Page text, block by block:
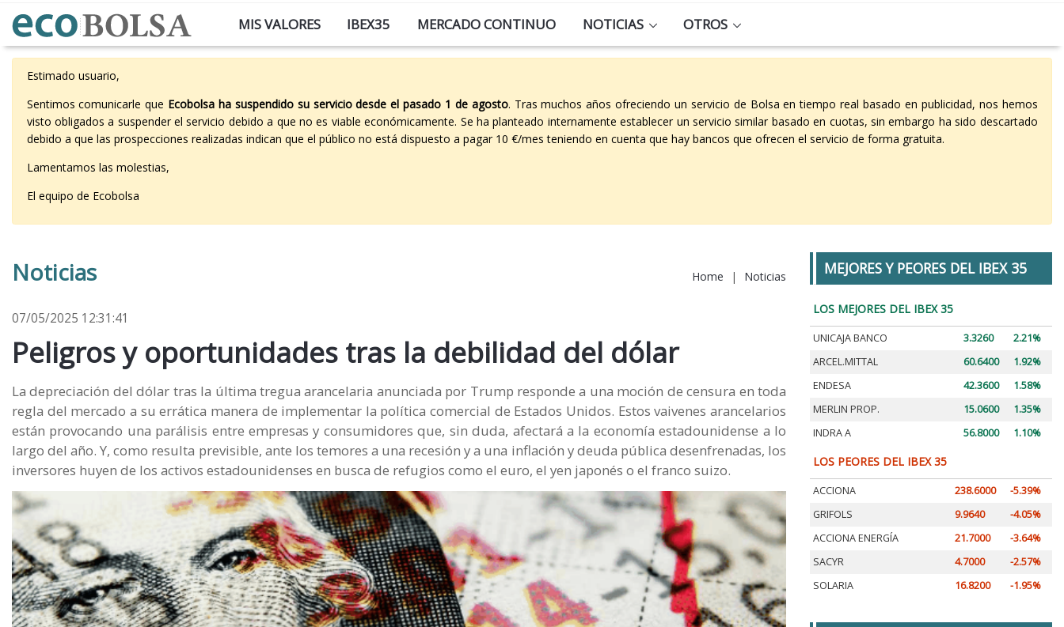
MIS VALORES IBEX35 MERCADO CONTINUO NOTICIAS OTROS
Estimado usuario,
Sentimos comunicarle que Ecobolsa ha suspendido su servicio desde el pasado 1 de agosto. Tras muchos años ofreciendo un servicio de Bolsa en tiempo real basado en publicidad, nos hemos
visto obligados a suspender el servicio debido a que no es viable económicamente. Se ha planteado internamente establecer un servicio similar basado en cuotas, sin embargo ha sido descartado
debido a que las prospecciones realizadas indican que el público no está dispuesto a pagar 10 €/mes teniendo en cuenta que hay bancos que ofrecen el servicio de forma gratuita.
Lamentamos las molestias,
El equipo de Ecobolsa
Noticias Home | Noticias
07/05/2025 12:31:41
Peligros y oportunidades tras la debilidad del dólar
La depreciación del dólar tras la última tregua arancelaria anunciada por Trump responde a una moción de censura en toda
regla del mercado a su errática manera de implementar la política comercial de Estados Unidos. Estos vaivenes arancelarios
están provocando una parálisis entre empresas y consumidores que, sin duda, afectará a la economía estadounidense a lo
largo del año. Y, como resulta previsible, ante los temores a una recesión y a una inflación y deuda pública desenfrenadas, los
inversores huyen de los activos estadounidenses en busca de refugios como el euro, el yen japonés o el franco suizo.
MEJORES Y PEORES DEL IBEX 35
LOS MEJORES DEL IBEX 35
UNICAJA BANCO 3.3260
2.21%
ARCEL.MITTAL
60.6400
1.92%
ENDESA
42.3600
1.58%
MERLIN PROP.
15.0600
1.35%
INDRA A
56.8000 1.10%
LOS PEORES DEL IBEX 35
ACCIONA 238.6000
-5.39%
GRIFOLS
9.9640
-4.05%
ACCIONA ENERGÍA
21.7000
-3.64%
SACYR
4.7000
-2.57%
SOLARIA
16.8200 -1.95%